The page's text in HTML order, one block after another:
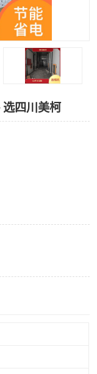
四川美柯
冻库
装，小型冻库造价
库，宜宾冻库设备